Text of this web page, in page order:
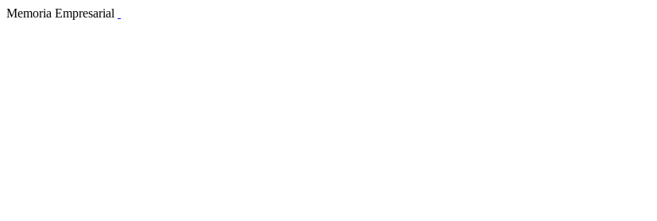
Memoria Empresarial